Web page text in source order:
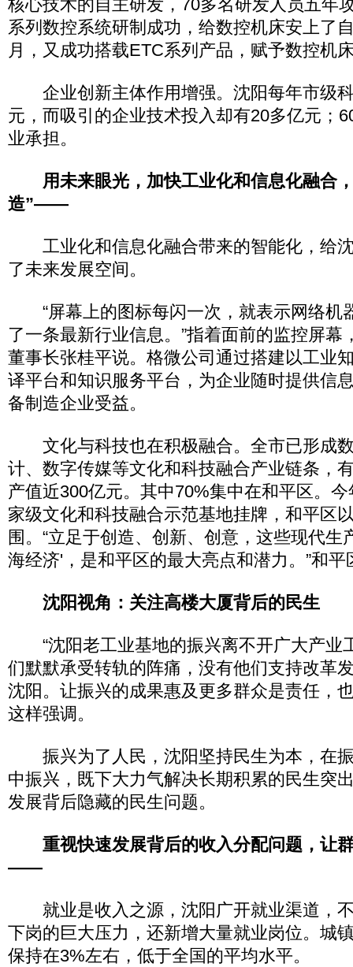
核心技术的自主研发，70多名研发人员五年
系列数控系统研制成功，给数控机床安上了
月，又成功搭载ETC系列产品，赋予数控机
企业创新主体作用增强。沈阳每年市级
元，而吸引的企业技术投入却有20多亿元；
业承担。
用未来眼光，加快工业化和信息化融合
造”——
工业化和信息化融合带来的智能化，给
了未来发展空间。
“屏幕上的图标每闪一次，就表示网络机
了一条最新行业信息。”指着面前的监控屏幕
董事长张桂平说。格微公司通过搭建以工业
译平台和知识服务平台，为企业随时提供信
备制造企业受益。
文化与科技也在积极融合。全市已形成
计、数字传媒等文化和科技融合产业链条，
产值近300亿元。其中70%集中在和平区。
家级文化和科技融合示范基地挂牌，和平区
围。“立足于创造、创新、创意，这些现代生
海经济'，是和平区的最大亮点和潜力。”和
沈阳视角：关注高楼大厦背后的民生
“沈阳老工业基地的振兴离不开广大产业
们默默承受转轨的阵痛，没有他们支持改革
沈阳。让振兴的成果惠及更多群众是责任，
这样强调。
振兴为了人民，沈阳坚持民生为本，在
中振兴，既下大力气解决长期积累的民生突
发展背后隐藏的民生问题。
重视快速发展背后的收入分配问题，让
——
就业是收入之源，沈阳广开就业渠道，
下岗的巨大压力，还新增大量就业岗位。城
保持在3%左右，低于全国的平均水平。